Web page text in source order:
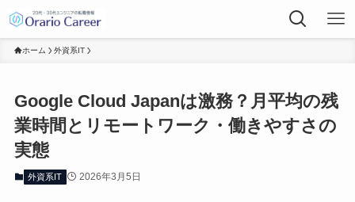
ホーム 外資系IT
Google Cloud Japanは激務？月平均の残
業時間とリモートワーク・働きやすさの
実態
外資系IT 2026年3月5日